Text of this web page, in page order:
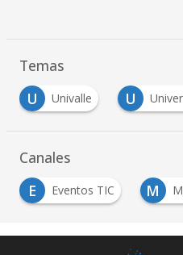
Temas
U
Univalle U
Canales
E
Eventos TIC M